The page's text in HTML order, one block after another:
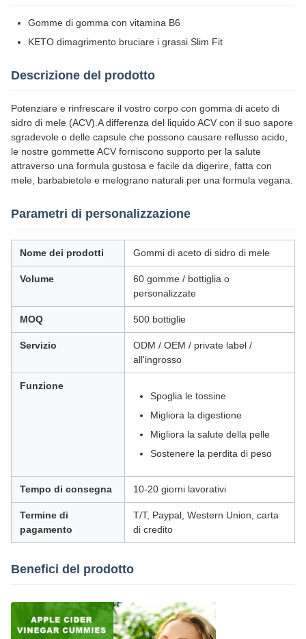
Gomme di gomma con vitamina B6
KETO dimagrimento bruciare i grassi Slim Fit
Descrizione del prodotto
Potenziare e rinfrescare il vostro corpo con gomma di aceto di
sidro di mele (ACV).A differenza del liquido ACV con il suo sapore
sgradevole o delle capsule che possono causare reflusso acido,
le nostre gommette ACV forniscono supporto per la salute
attraverso una formula gustosa e facile da digerire, fatta con
mele, barbabietole e melograno naturali per una formula vegana.
Parametri di personalizzazione
Nome dei prodotti Gommi di aceto di sidro di mele
Volume
60 gomme / bottiglia o
personalizzate
MOQ 500 bottiglie
Servizio
ODM / OEM / private label /
all'ingrosso
Funzione
Spoglia le tossine
Migliora la digestione
Migliora la salute della pelle
Sostenere la perdita di peso
Tempo di consegna 10-20 giorni lavorativi
Termine di
pagamento
T/T, Paypal, Western Union, carta
di credito
Benefici del prodotto